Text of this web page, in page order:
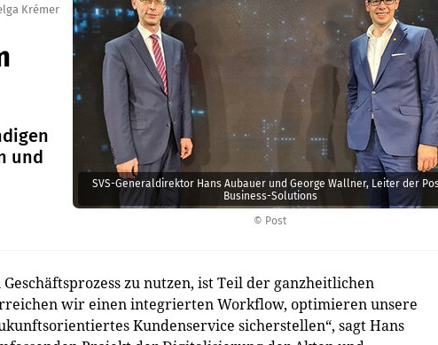
© Post
SVS-Generaldirektor Hans Aubauer und George Wallner, Leiter der
Business-Solutions
Krémer
und
zu nutzen, ist Teil der ganzheitlichen
wir einen integrierten Workflow, optimieren unsere
Kundenservice sicherstellen“, sagt Hans